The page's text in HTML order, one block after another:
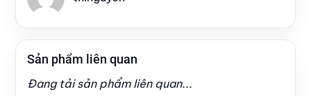
Sản phẩm liên quan
Đang tải sản phẩm liên quan...